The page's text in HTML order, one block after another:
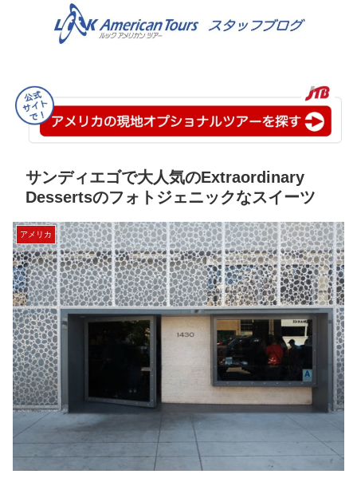
サンディエゴで大人気のExtraordinary
Dessertsのフォトジェニックなスイーツ
アメリカ